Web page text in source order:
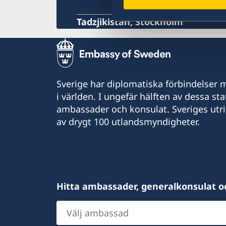
Tadzjikistan, Stockholm
Sverige har diplomatiska förbindelser
i världen. I ungefär hälften av dessa
ambassader och konsulat. Sveriges
av drygt 100 utlandsmyndigheter.
Hitta ambassader, generalkonsulat
Välj
ambassad